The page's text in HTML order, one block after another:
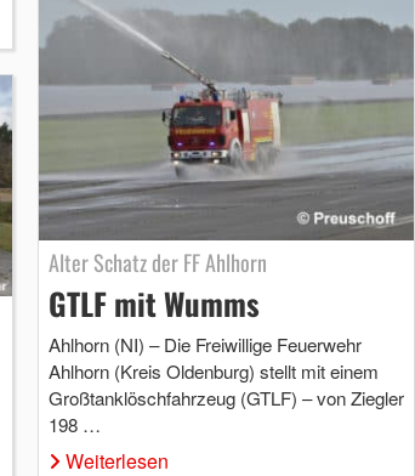
Alter Schatz der FF Ahlhorn
GTLF mit Wumms
Ahlhorn (NI) – Die Freiwillige Feuerwehr
Ahlhorn (Kreis Oldenburg) stellt mit einem
Großtanklöschfahrzeug (GTLF) – von Ziegler
198 …
Weiterlesen